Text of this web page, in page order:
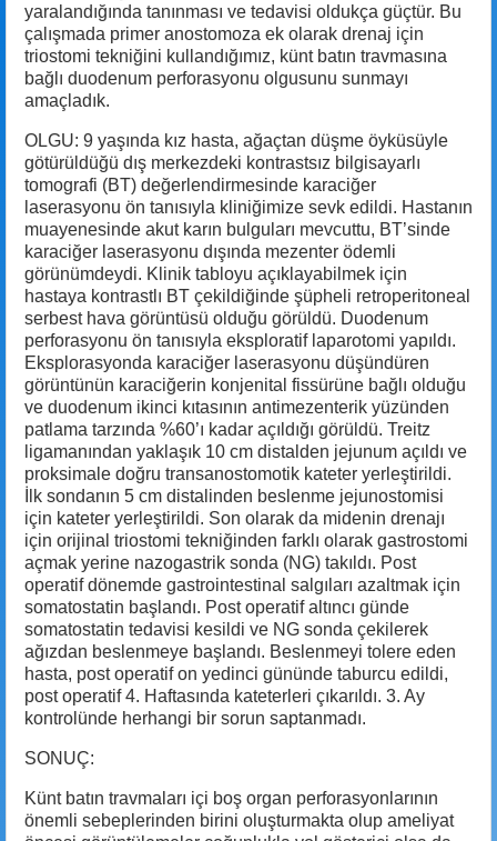
yaralandığında tanınması ve tedavisi oldukça güçtür. Bu
çalışmada primer anostomoza ek olarak drenaj için
triostomi tekniğini kullandığımız, künt batın travmasına
bağlı duodenum perforasyonu olgusunu sunmayı
amaçladık.
OLGU: 9 yaşında kız hasta, ağaçtan düşme öyküsüyle
götürüldüğü dış merkezdeki kontrastsız bilgisayarlı
tomografi (BT) değerlendirmesinde karaciğer
laserasyonu ön tanısıyla kliniğimize sevk edildi. Hastanın
muayenesinde akut karın bulguları mevcuttu, BT’sinde
karaciğer laserasyonu dışında mezenter ödemli
görünümdeydi. Klinik tabloyu açıklayabilmek için
hastaya kontrastlı BT çekildiğinde şüpheli retroperitoneal
serbest hava görüntüsü olduğu görüldü. Duodenum
perforasyonu ön tanısıyla eksploratif laparotomi yapıldı.
Eksplorasyonda karaciğer laserasyonu düşündüren
görüntünün karaciğerin konjenital fissürüne bağlı olduğu
ve duodenum ikinci kıtasının antimezenterik yüzünden
patlama tarzında %60’ı kadar açıldığı görüldü. Treitz
ligamanından yaklaşık 10 cm distalden jejunum açıldı ve
proksimale doğru transanostomotik kateter yerleştirildi.
İlk sondanın 5 cm distalinden beslenme jejunostomisi
için kateter yerleştirildi. Son olarak da midenin drenajı
için orijinal triostomi tekniğinden farklı olarak gastrostomi
açmak yerine nazogastrik sonda (NG) takıldı. Post
operatif dönemde gastrointestinal salgıları azaltmak için
somatostatin başlandı. Post operatif altıncı günde
somatostatin tedavisi kesildi ve NG sonda çekilerek
ağızdan beslenmeye başlandı. Beslenmeyi tolere eden
hasta, post operatif on yedinci gününde taburcu edildi,
post operatif 4. Haftasında kateterleri çıkarıldı. 3. Ay
kontrolünde herhangi bir sorun saptanmadı.
SONUÇ:
Künt batın travmaları içi boş organ perforasyonlarının
önemli sebeplerinden birini oluşturmakta olup ameliyat